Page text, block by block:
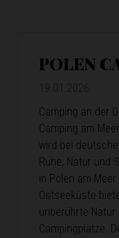
POLEN
Camping an der
Camping am
wird bei
Ruhe, Natur und
in Polen am
Ostseeküste
unberührte
Campingplätze.